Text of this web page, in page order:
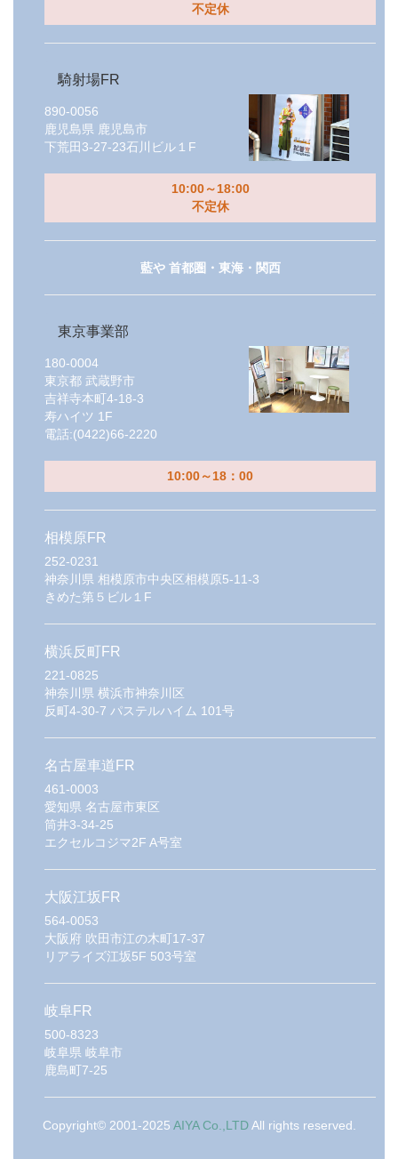
不定休
騎射場FR
890-0056
鹿児島県 鹿児島市
下荒田3-27-23石川ビル１F
10:00～18:00
不定休
藍や 首都圏・東海・関西
東京事業部
180-0004
東京都 武蔵野市
吉祥寺本町4-18-3
寿ハイツ 1F
電話:(0422)66-2220
10:00～18：00
相模原FR
252-0231
神奈川県 相模原市中央区相模原5-11-3
きめた第５ビル１F
横浜反町FR
221-0825
神奈川県 横浜市神奈川区
反町4-30-7 パステルハイム 101号
名古屋車道FR
461-0003
愛知県 名古屋市東区
筒井3-34-25
エクセルコジマ2F A号室
大阪江坂FR
564-0053
大阪府 吹田市江の木町17-37
リアライズ江坂5F 503号室
岐阜FR
500-8323
岐阜県 岐阜市
鹿島町7-25
Copyright© 2001-2025 AIYA Co.,LTDAll rights reserved.